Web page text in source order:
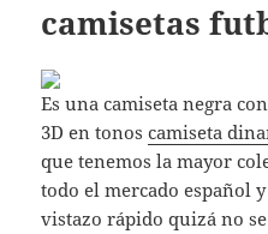
camisetas
Es una camiseta negra
3D en tonoscamiseta
que tenemos la mayor
todo el mercado español
vistazo rápido quizá no